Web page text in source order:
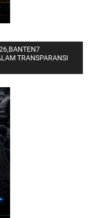
TRANSPARANSI